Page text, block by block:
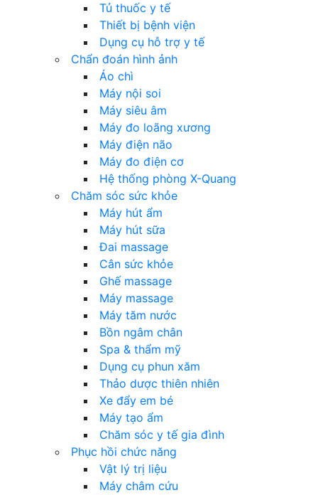
Tủ thuốc y tế
Thiết bị bệnh viện
Dụng cụ hỗ trợ y tế
Chẩn đoán hình ảnh
Áo chì
Máy nội soi
Máy siêu âm
Máy đo loãng xương
Máy điện não
Máy đo điện cơ
Hệ thống phòng X-Quang
Chăm sóc sức khỏe
Máy hút ẩm
Máy hút sữa
Đai massage
Cân sức khỏe
Ghế massage
Máy massage
Máy tăm nước
Bồn ngâm chân
Spa & thẩm mỹ
Dụng cụ phun xăm
Thảo dược thiên nhiên
Xe đẩy em bé
Máy tạo ẩm
Chăm sóc y tế gia đình
Phục hồi chức năng
Vật lý trị liệu
Máy châm cứu